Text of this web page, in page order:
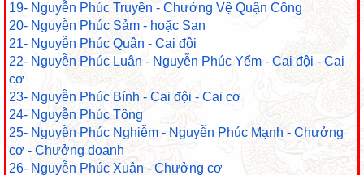
19- Nguyễn Phúc Truyền - Chưởng Vệ Quận Công
20- Nguyễn Phúc Sảm - hoặc San
21- Nguyễn Phúc Quận - Cai đội
22- Nguyễn Phúc Luân - Nguyễn Phúc Yểm - Cai đội - Cai
cơ
23- Nguyễn Phúc Bính - Cai đội - Cai cơ
24- Nguyễn Phúc Tông
25- Nguyễn Phúc Nghiễm - Nguyễn Phúc Mạnh - Chưởng
cơ - Chưởng doanh
26- Nguyễn Phúc Xuân - Chưởng cơ